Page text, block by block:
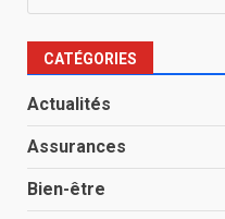
CATÉGORIES
Actualités
Assurances
Bien-être